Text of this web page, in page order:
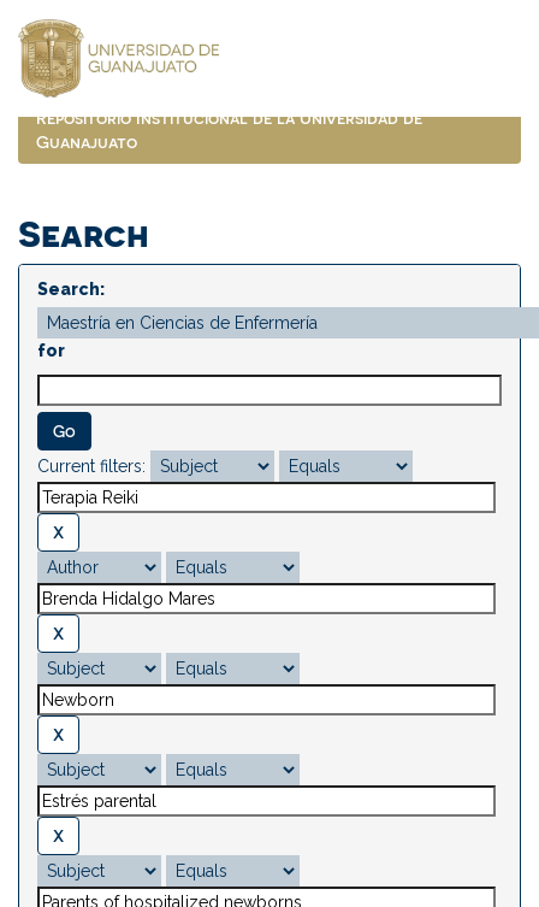
navigation
Repositorio Institucional de la Universidad de
Guanajuato
Search
Search:
for
Current filters: